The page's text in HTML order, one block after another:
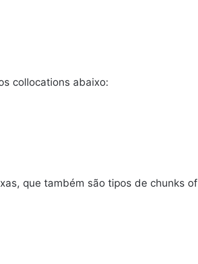
collocations abaixo:
que também são tipos de chunks of